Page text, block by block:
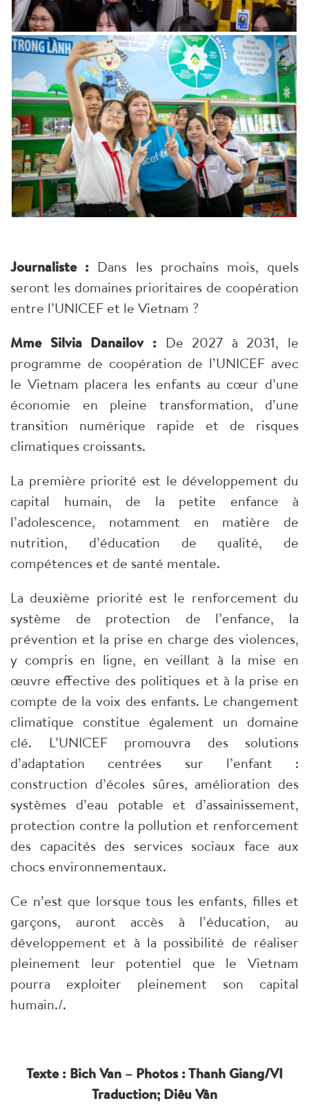
Journaliste : Dans les prochains mois, quels
seront les domaines prioritaires de coopération
entre l’UNICEF et le Vietnam ?
Mme Silvia Danailov :De 2027 à 2031, le
programme de coopération de l’UNICEF avec
le Vietnam placera les enfants au cœur d’une
économie en pleine transformation, d’une
transition numérique rapide et de risques
climatiques croissants.
La première priorité est le développement du
capital humain, de la petite enfance à
l’adolescence, notamment en matière de
nutrition, d’éducation de qualité, de
compétences et de santé mentale.
La deuxième priorité est le renforcement du
système de protection de l’enfance, la
prévention et la prise en charge des violences,
y compris en ligne, en veillant à la mise en
œuvre effective des politiques et à la prise en
compte de la voix des enfants. Le changement
climatique constitue également un domaine
clé. L’UNICEF promouvra des solutions
d’adaptation centrées sur l’enfant :
construction d’écoles sûres, amélioration des
systèmes d’eau potable et d’assainissement,
protection contre la pollution et renforcement
des capacités des services sociaux face aux
chocs environnementaux.
Ce n’est que lorsque tous les enfants, filles et
garçons, auront accès à l’éducation, au
développement et à la possibilité de réaliser
pleinement leur potentiel que le Vietnam
pourra exploiter pleinement son capital
humain./.
Texte : Bich Van – Photos : Thanh Giang/VI
Traduction; Diêu Vân